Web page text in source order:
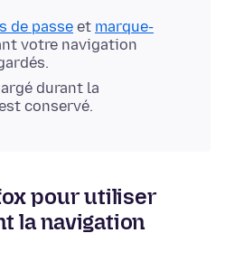
de passe et marque-
votre navigation
durant la
conservé.
pour utiliser
la navigation